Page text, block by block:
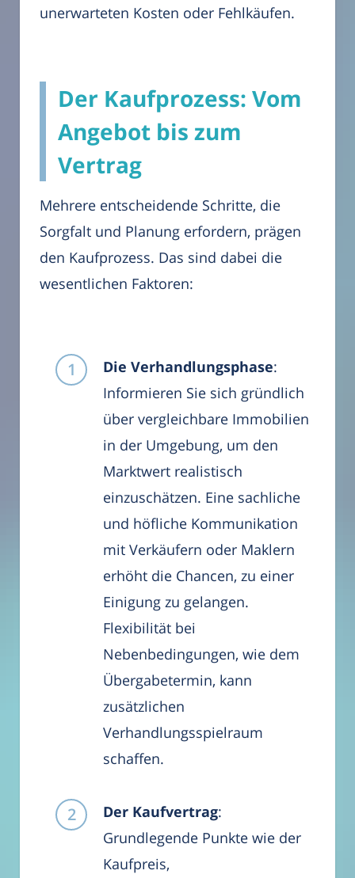
unerwarteten Kosten oder Fehlkäufen.
Der Kaufprozess: Vom
Angebot bis zum
Vertrag
Mehrere entscheidende Schritte, die
Sorgfalt und Planung erfordern, prägen
den Kaufprozess. Das sind dabei die
wesentlichen Faktoren:
Die Verhandlungsphase:
Informieren Sie sich gründlich
über vergleichbare Immobilien
in der Umgebung, um den
Marktwert realistisch
einzuschätzen. Eine sachliche
und höfliche Kommunikation
mit Verkäufern oder Maklern
erhöht die Chancen, zu einer
Einigung zu gelangen.
Flexibilität bei
Nebenbedingungen, wie dem
Übergabetermin, kann
zusätzlichen
Verhandlungsspielraum
schaffen.
Der Kaufvertrag:
Grundlegende Punkte wie der
Kaufpreis,